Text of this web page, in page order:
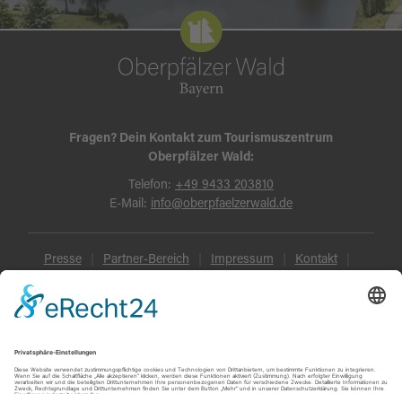
Fragen? Dein Kontakt zum Tourismuszentrum
Oberpfälzer Wald:
Telefon: +49 9433 203810
E-Mail: info@oberpfaelzerwald.de
Presse Partner-Bereich Impressum Kontakt
Datenschutz